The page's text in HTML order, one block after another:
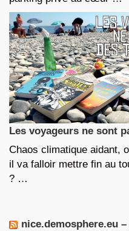
Les voyageurs ne sont
Chaos climatique aidant,
il va falloir mettre fin au
? …
nice.demosphere.eu